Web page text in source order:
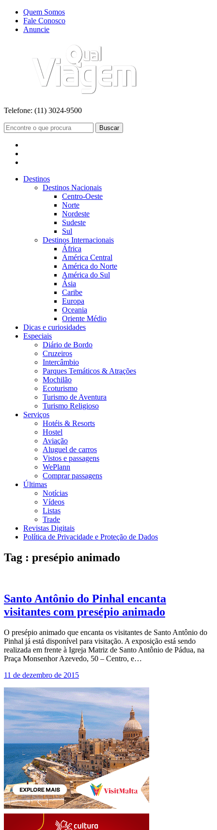
Quem Somos
Fale Conosco
Anuncie
Telefone: (11) 3024-9500
Buscar
Destinos
Destinos Nacionais
Centro-Oeste
Norte
Nordeste
Sudeste
Sul
Destinos Internacionais
África
América Central
América do Norte
América do Sul
Ásia
Caribe
Europa
Oceania
Oriente Médio
Dicas e curiosidades
Especiais
Diário de Bordo
Cruzeiros
Intercâmbio
Parques Temáticos & Atrações
Mochilão
Ecoturismo
Turismo de Aventura
Turismo Religioso
Serviços
Hotéis & Resorts
Hostel
Aviação
Aluguel de carros
Vistos e passagens
WePlann
Comprar passagens
Últimas
Notícias
Vídeos
Listas
Trade
Revistas Digitais
Política de Privacidade e Proteção de Dados
Tag : presépio animado
Santo Antônio do Pinhal encanta
visitantes com presépio animado
O presépio animado que encanta os visitantes de Santo Antônio do
Pinhal já está disponível para visitação. A exposição está sendo
realizada em frente à Igreja Matriz de Santo Antônio de Pádua, na
Praça Monsenhor Azevedo, 50 – Centro, e…
11 de dezembro de 2015